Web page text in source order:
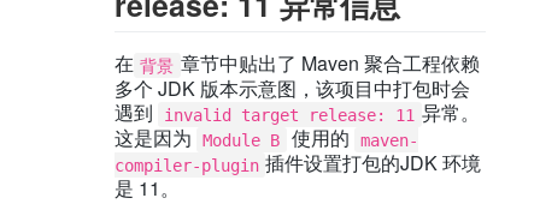
在 背景 章节中贴出了 Maven 聚合工程依赖
多个 JDK 版本示意图，该项目中打包时会
遇到
invalid target release: 11 异常。
这是因为
Module B 使用的
maven-
compiler-plugin 插件设置打包的JDK 环境
是 11。